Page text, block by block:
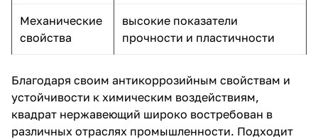
Механические
свойства
высокие показатели
прочности и пластичности
Благодаря своим антикоррозийным свойствам и
устойчивости к химическим воздействиям,
квадрат нержавеющий широко востребован в
различных отраслях промышленности. Подходит